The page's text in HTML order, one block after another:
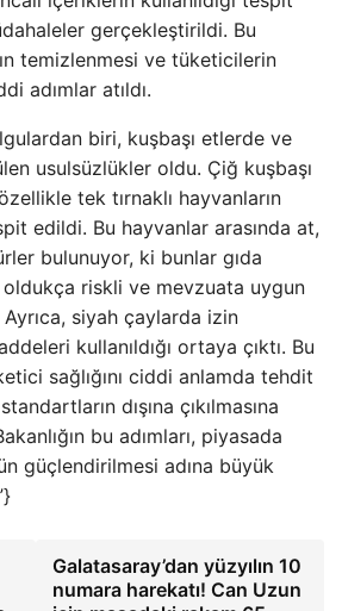
gerçekleştirildi. Bu
temizlenmesi ve tüketicilerin
adımlar atıldı.
biri, kuşbaşı etlerde ve
usulsüzlükler oldu. Çiğ kuşbaşı
tek tırnaklı hayvanların
edildi. Bu hayvanlar arasında at,
bulunuyor, ki bunlar gıda
oldukça riskli ve mevzuata uygun
siyah çaylarda izin
kullanıldığı ortaya çıktı. Bu
sağlığını ciddi anlamda tehdit
dışına çıkılmasına
bu adımları, piyasada
güçlendirilmesi adına büyük
Galatasaray’dan yüzyılın 10
numara harekatı! Can Uzun